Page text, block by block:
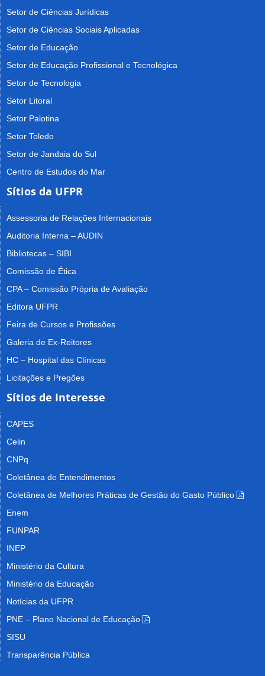
Setor de Ciências Jurídicas
Setor de Ciências Sociais Aplicadas
Setor de Educação
Setor de Educação Profissional e Tecnológica
Setor de Tecnologia
Setor Litoral
Setor Palotina
Setor Toledo
Setor de Jandaia do Sul
Centro de Estudos do Mar
Sítios da UFPR
Assessoria de Relações Internacionais
Auditoria Interna – AUDIN
Bibliotecas – SIBI
Comissão de Ética
CPA – Comissão Própria de Avaliação
Editora UFPR
Feira de Cursos e Profissões
Galeria de Ex-Reitores
HC – Hospital das Clínicas
Licitações e Pregões
Sítios de Interesse
CAPES
Celin
CNPq
Coletânea de Entendimentos
Coletânea de Melhores Práticas de Gestão do Gasto Público
Enem
FUNPAR
INEP
Ministério da Cultura
Ministério da Educação
Notícias da UFPR
PNE – Plano Nacional de Educação
SISU
Transparência Pública